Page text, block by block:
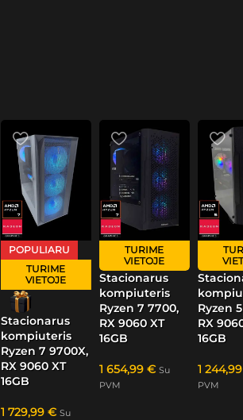
POPULIARU
TURIME
VIETOJE
Stacionarus
kompiuteris
Ryzen 7 9700X,
RX 9060 XT
16GB
1 729,99 € Su
TURIME
VIETOJE
Stacionarus
kompiuteris
Ryzen 7 7700,
RX 9060 XT
16GB
1 654,99 € Su
PVM
Ryzen
RX
16GB
1
PVM